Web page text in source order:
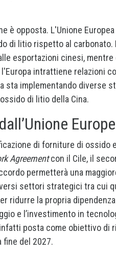
è opposta. L'Unione
di litio rispetto al
esportazioni cinesi,
intrattiene relazioni
sta implementando diverse
di litio della Cina.
di forniture di ossido
Agreementcon il Cile, il
permetterà una
settori strategici tra cui
ridurre la propria
e l’investimento in
posta come obiettivo di
del 2027.